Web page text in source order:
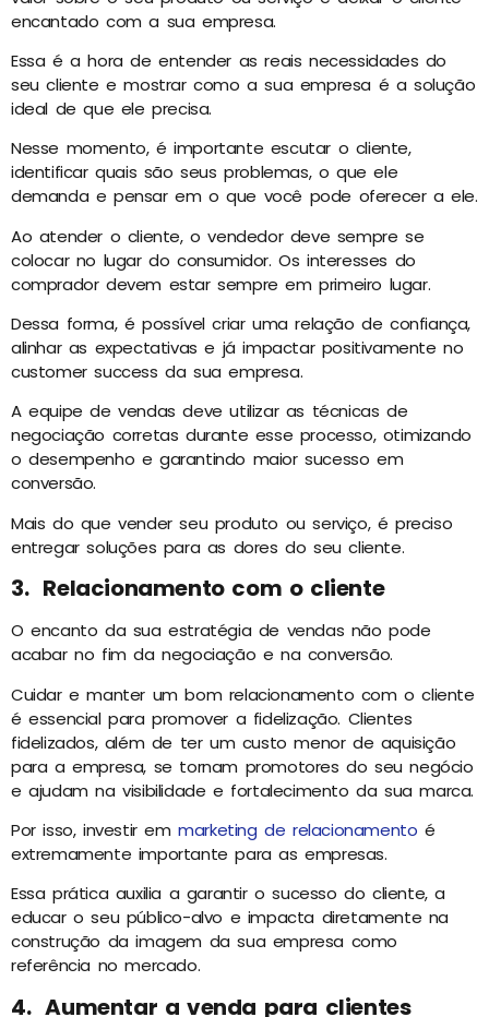
encantado com a sua empresa.
Essa é a hora de entender as reais necessidades do
seu cliente e mostrar como a sua empresa é a solução
ideal de que ele precisa.
Nesse momento, é importante escutar o cliente,
identificar quais são seus problemas, o que ele
demanda e pensar em o que você pode oferecer a ele.
Ao atender o cliente, o vendedor deve sempre se
colocar no lugar do consumidor. Os interesses do
comprador devem estar sempre em primeiro lugar.
Dessa forma, é possível criar uma relação de confiança,
alinhar as expectativas e já impactar positivamente no
customer success da sua empresa.
A equipe de vendas deve utilizar as técnicas de
negociação corretas durante esse processo, otimizando
o desempenho e garantindo maior sucesso em
conversão.
Mais do que vender seu produto ou serviço, é preciso
entregar soluções para as dores do seu cliente.
3. Relacionamento com o cliente
O encanto da sua estratégia de vendas não pode
acabar no fim da negociação e na conversão.
Cuidar e manter um bom relacionamento com o cliente
é essencial para promover a fidelização. Clientes
fidelizados, além de ter um custo menor de aquisição
para a empresa, se tornam promotores do seu negócio
e ajudam na visibilidade e fortalecimento da sua marca.
Por isso, investir emmarketing de relacionamento é
extremamente importante para as empresas.
Essa prática auxilia a garantir o sucesso do cliente, a
educar o seu público-alvo e impacta diretamente na
construção da imagem da sua empresa como
referência no mercado.
4. Aumentar a venda para clientes